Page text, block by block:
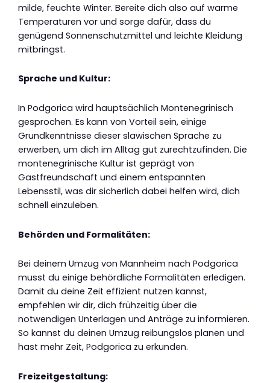
milde, feuchte Winter. Bereite dich also auf warme
Temperaturen vor und sorge dafür, dass du
genügend Sonnenschutzmittel und leichte Kleidung
mitbringst.
Sprache und Kultur:
In Podgorica wird hauptsächlich Montenegrinisch
gesprochen. Es kann von Vorteil sein, einige
Grundkenntnisse dieser slawischen Sprache zu
erwerben, um dich im Alltag gut zurechtzufinden. Die
montenegrinische Kultur ist geprägt von
Gastfreundschaft und einem entspannten
Lebensstil, was dir sicherlich dabei helfen wird, dich
schnell einzuleben.
Behörden und Formalitäten:
Bei deinem Umzug von Mannheim nach Podgorica
musst du einige behördliche Formalitäten erledigen.
Damit du deine Zeit effizient nutzen kannst,
empfehlen wir dir, dich frühzeitig über die
notwendigen Unterlagen und Anträge zu informieren.
So kannst du deinen Umzug reibungslos planen und
hast mehr Zeit, Podgorica zu erkunden.
Freizeitgestaltung: